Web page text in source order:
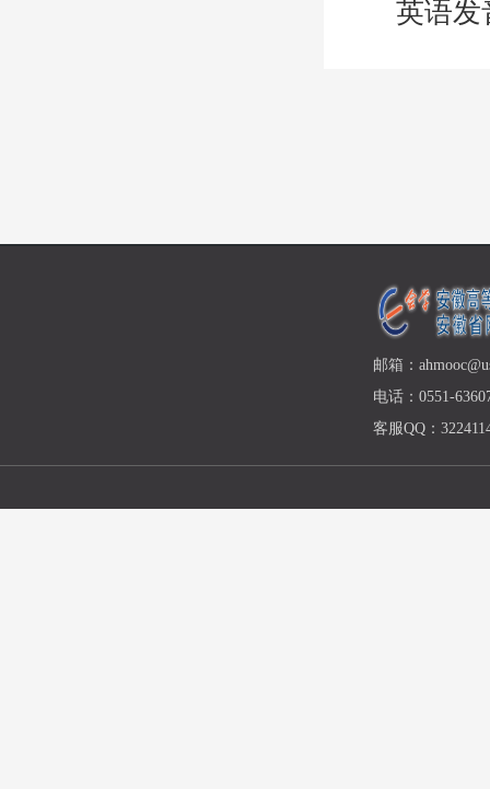
英语发
邮箱：
电话：0551-
客服QQ：